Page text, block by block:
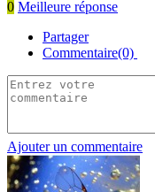
0 Meilleure réponse
Partager
Commentaire(0)
Ajouter un commentaire